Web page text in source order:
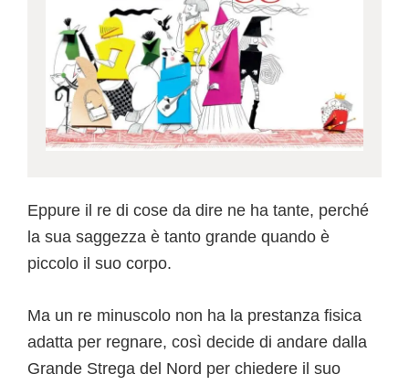
Eppure il re di cose da dire ne ha tante, perché
la sua saggezza è tanto grande quando è
piccolo il suo corpo.
Ma un re minuscolo non ha la prestanza fisica
adatta per regnare, così decide di andare dalla
Grande Strega del Nord per chiedere il suo